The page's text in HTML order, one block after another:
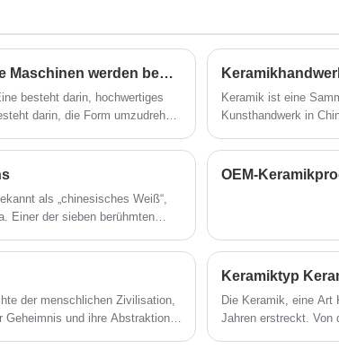
wettbewerbsfähigem Preis aus dem
und Ausland bieten.
Wie verarbeitet man Keramikhandwerk? Welche Maschinen werden benötigt?
besteht darin, hochwertiges
darin, die Form umzudrehen
um das fertige Produkt bei
Keramik ist eine
Kunsthandwerk in
und Eigenschaften.
als „chinesisches Weiß“,
Einer der sieben berühmten
gebrannt.
OEM-
der menschlichen Zivilisation,
Geheimnis und ihre Abstraktion
Keramiktyp
Die Keramik, eine Art
Jahren erstreckt. Von